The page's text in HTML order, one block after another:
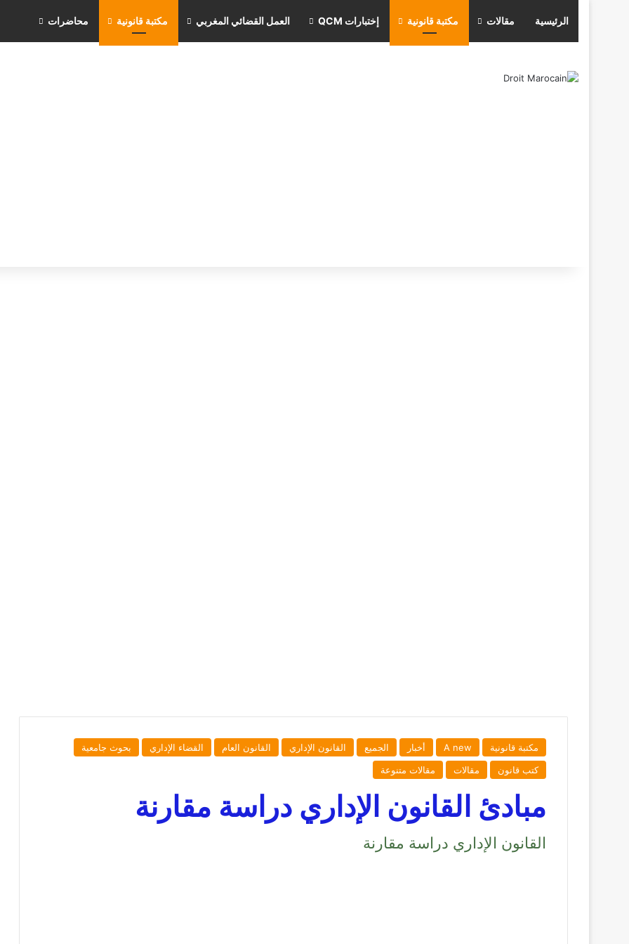
الرئيسية مقالات مكتبة قانونية إختبارات QCM العمل القضائي المغربي مكتبة قانونية محاضرات
مكتبة قانونية A new أخبار الجميع القانون الإداري القانون العام القضاء الإداري
بحوث جامعية
كتب قانون
مقالات مقالات متنوعة
مبادئ القانون الإداري دراسة مقارنة
القانون الإداري دراسة مقارنة